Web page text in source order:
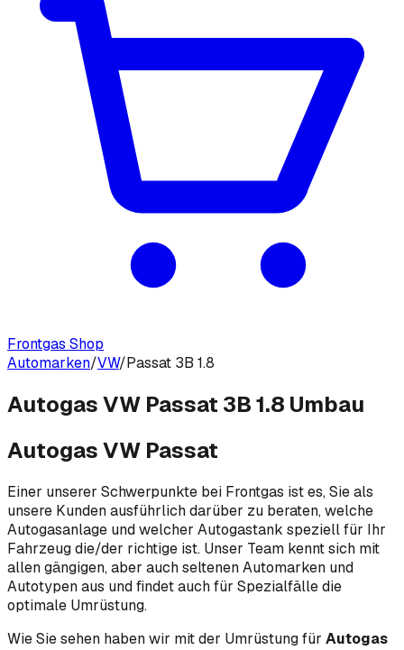
Frontgas Shop
Automarken/VW/Passat 3B 1.8
Autogas VW Passat 3B 1.8 Umbau
Autogas VW Passat
Einer unserer Schwerpunkte bei Frontgas ist es, Sie als
unsere Kunden ausführlich darüber zu beraten, welche
Autogasanlage und welcher Autogastank speziell für Ihr
Fahrzeug die/der richtige ist. Unser Team kennt sich mit
allen gängigen, aber auch seltenen Automarken und
Autotypen aus und findet auch für Spezialfälle die
optimale Umrüstung.
Wie Sie sehen haben wir mit der Umrüstung für Autogas